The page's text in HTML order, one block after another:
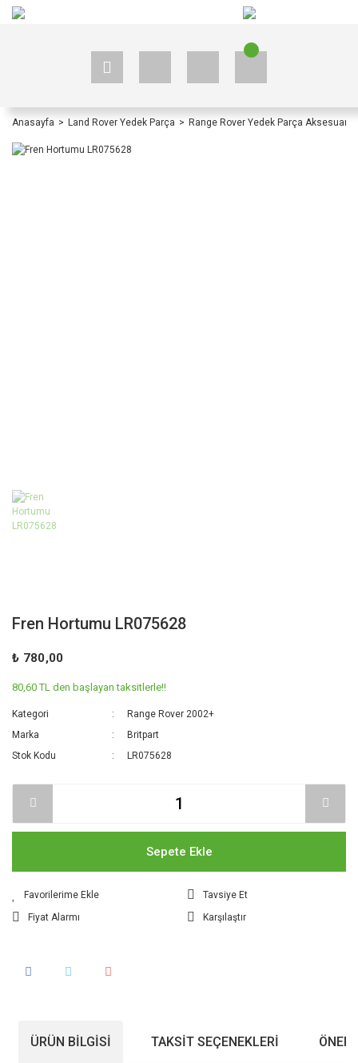
Anasayfa Land Rover Yedek Parça Range Rover Yedek Parça Aksesuar
Fren Hortumu LR075628
₺ 780,00
80,60 TL den başlayan taksitlerle!!
Kategori
Range Rover 2002+
Marka
Britpart
Stok Kodu
LR075628
Sepete Ekle
Tavsiye Et
Fiyat Alarmı
Karşılaştır
ÜRÜN BILGISI TAKSIT SEÇENEKLERI